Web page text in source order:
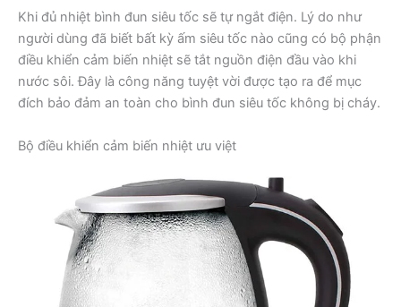
Khi đủ nhiệt bình đun siêu tốc sẽ tự ngắt điện. Lý do như
người dùng đã biết bất kỳ ấm siêu tốc nào cũng có bộ phận
điều khiển cảm biến nhiệt sẽ tắt nguồn điện đầu vào khi
nước sôi. Đây là công năng tuyệt vời được tạo ra để mục
đích bảo đảm an toàn cho bình đun siêu tốc không bị cháy.
Bộ điều khiển cảm biến nhiệt ưu việt